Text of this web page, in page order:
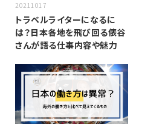
20211017
トラベルライターになるに
は？日本各地を飛び回る俵谷
さんが語る仕事内容や魅力